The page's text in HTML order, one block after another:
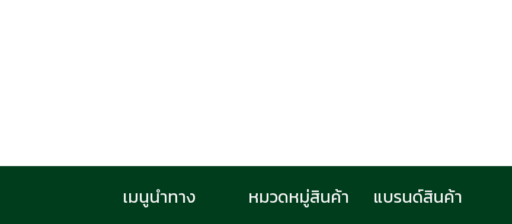
เมนูนำทาง หมวดหมู่สินค้า แบรนด์สินค้า